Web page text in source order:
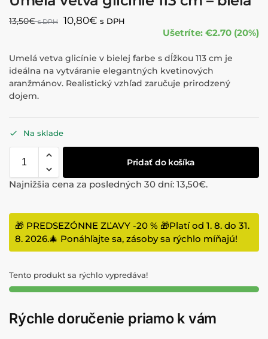
13,50€ s DPH 10,80€ s DPH
Ušetríte: €2.70 (20%)
Umelá vetva glicínie v bielej farbe s dĺžkou 113 cm je
ideálna na vytváranie elegantných kvetinových
aranžmánov. Realistický vzhľad zaručuje prirodzený
dojem.
Na sklade
Pridať do košíka
Najnižšia cena za posledných 30 dní: 13,50€.
🎁 PREDSEZÓNNE ZĽAVY -20 % 🎁Platí od 1. 8. do 31.
8. 2026.🎄 Ponáhľajte sa, zásoby sa rýchlo míňajú!
Tento produkt sa rýchlo vypredáva!
Rýchle doručenie priamo k vám